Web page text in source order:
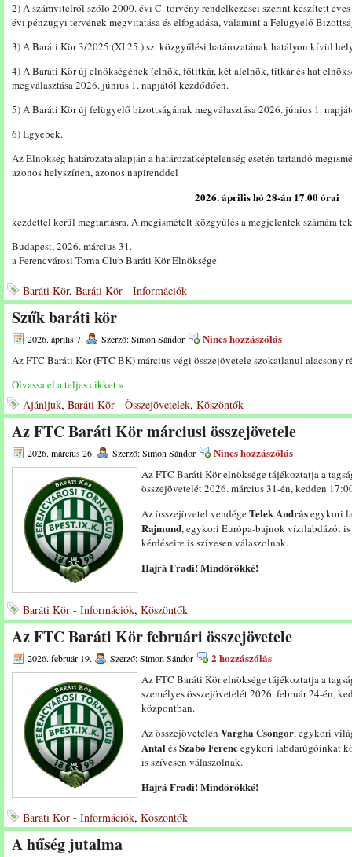
2) A számvitelről szóló 2000. évi C. törvény rendelkezései szerint készített
évi pénzügyi tervének megvitatása és elfogadása, valamint a Felügyelő
3) A Baráti Kör 3/2025 (XI.25.) sz. közgyűlési határozatának hatályon kívül
4) A Baráti Kör új elnökségének (elnök, főtitkár, két alelnök, titkár és hat
megválasztása 2026. június 1. napjától kezdődően.
5) A Baráti Kör új felügyelő bizottságának megválasztása 2026. június 1.
6) Egyebek.
Az Elnökség határozata alapján a határozatképtelenség esetén tartandó
azonos helyszínen, azonos napirenddel
2026. április hó 28-án 17.00órai
kezdettel kerül megtartásra. A megismételt közgyűlés a megjelentek számára
Budapest, 2026. március 31.
a Ferencvárosi Torna Club Baráti Kör Elnöksége
Baráti Kör, Baráti Kör - Információk
Szűk baráti kör
2026. április 7. Szerző: Simon Sándor Nincs hozzászólás
Az FTC Baráti Kör (FTC BK) március végi összejövetele szokatlanul alacsony
Olvassa el a teljes cikket »
Ajánljuk, Baráti Kör - Összejövetelek, Köszöntők
Az FTC Baráti Kör márciusi összejövetele
2026. március 26. Szerző: Simon Sándor Nincs hozzászólás
Az FTC Baráti Kör elnöksége tájékoztatja a
összejövetelét 2026. március 31-én, kedden
Az összejövetel vendégeTelek Andrásegykori
Rajmund, egykori Európa-bajnok vízilabdázót
kérdéseire is szívesen válaszolnak.
Hajrá Fradi! Mindörökké!
Baráti Kör - Információk, Köszöntők
Az FTC Baráti Kör februári összejövetele
2026. február 19. Szerző: Simon Sándor 2 hozzászólás
Az FTC Baráti Kör elnöksége tájékoztatja a
személyes összejövetelét 2026. február 24-én,
központban.
Az összejövetelen Vargha Csongor, egykori
AntalésSzabó Ferencegykori labdarúgóinkat
is szívesen válaszolnak.
Hajrá Fradi! Mindörökké!
Baráti Kör - Információk, Köszöntők
A hűség jutalma